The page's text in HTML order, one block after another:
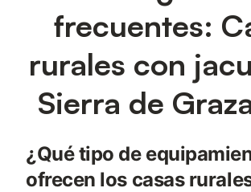
frecuentes:
rurales con
Sierra de
¿Qué tipo de
ofrecen los casas